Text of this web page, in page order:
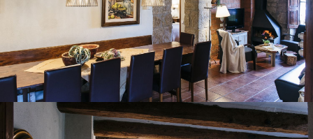
HABITACIÓ 1